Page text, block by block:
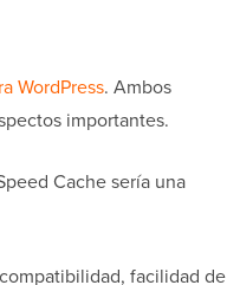
WordPress. Ambos
importantes.
Cache sería una
facilidad de